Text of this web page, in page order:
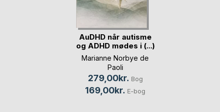
AuDHD når autisme
og ADHD mødes i (...)
Marianne Norbye de
Paoli
279,00kr. Bog
169,00kr. E-bog